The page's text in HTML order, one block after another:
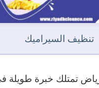
تنظيف السيراميك
تمتلك خبرة طويلة